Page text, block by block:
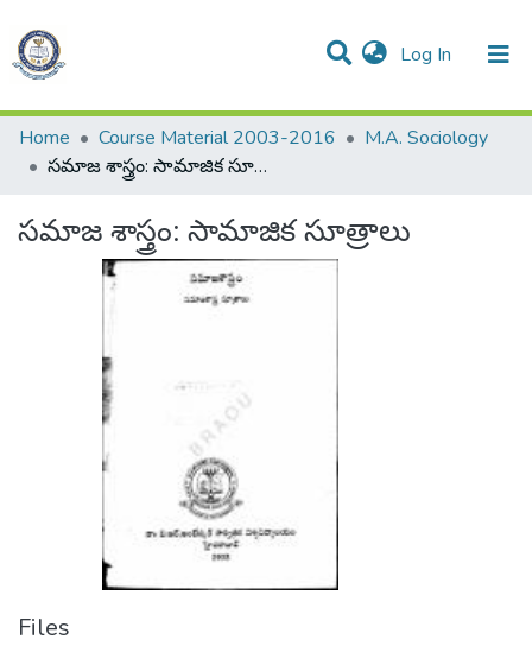
Log In (current)
Communities & Collections
Statistics
All of DSpace
Home
Course Material 2003-2016
M.A. Sociology
సమాజ శాస్త్రం: సామాజిక సూత్రాలు
సమాజ శాస్త్రం: సామాజిక సూత్రాలు
Files